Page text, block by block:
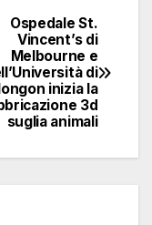
Ospedale St.
Vincent’s di
Melbourne e
di
inizia la
3d
suglia animali